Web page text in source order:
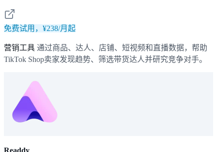
免费试用，¥238/月起
营销工具 通过商品、达人、店铺、短视频和直播数据，帮助
TikTok Shop卖家发现趋势、筛选带货达人并研究竞争对手。